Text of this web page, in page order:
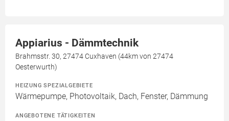
Appiarius - Dämmtechnik
Brahmsstr. 30, 27474 Cuxhaven (44km von 27474
Oesterwurth)
HEIZUNG SPEZIALGEBIETE
Wärmepumpe, Photovoltaik, Dach, Fenster, Dämmung
ANGEBOTENE TÄTIGKEITEN